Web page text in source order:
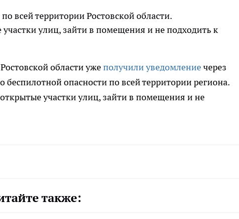
всей территории Ростовской области.
улиц, зайти в помещения и не подходить к
области ужеполучили уведомлениечерез
опасности по всей территории региона.
участки улиц, зайти в помещения и не
также: